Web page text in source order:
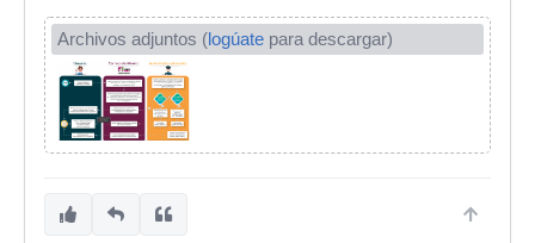
Archivos adjuntos (logúate para descargar)